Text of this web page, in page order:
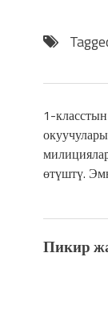
1-класстын
өтүштү.
Пикир